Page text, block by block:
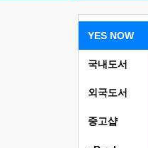
YES NOW
국내도서
외국도서
중고샵